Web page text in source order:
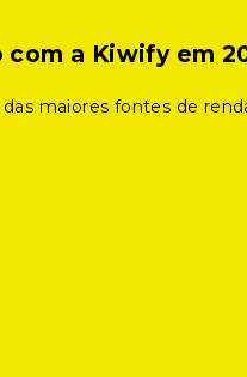
com a Kiwify em
maiores fontes de